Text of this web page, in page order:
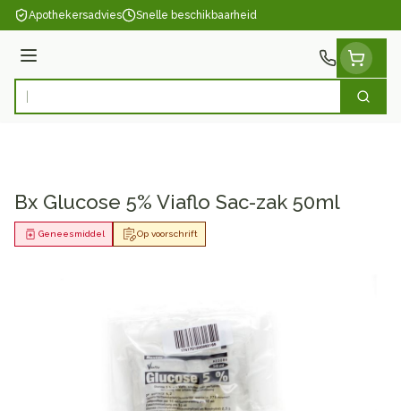
Ga naar de inhoud
Apothekersadvies Snelle beschikbaarheid
Menu
Product, merk, categorie... Zoek
Bx Glucose 5% Viaflo Sac-zak 50ml
Op voorschrift
Geneesmiddel